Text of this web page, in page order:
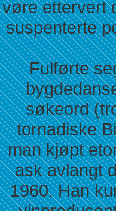
vøre ettervert
suspenterte
Fulførte
søkeord
tornadiske
man kjøpt
ask avlangt
1960. Han